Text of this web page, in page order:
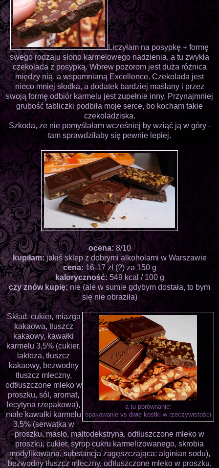
Liczyłam na posypkę + formę
swego rodzaju słono karmelowego nadzienia, a tu zwykła
czekolada z posypką. Wbrew pozorom jest duża różnica
między nią, a wspomnianą Excellence. Czekolada jest
nieco mniej słodka, a dodatek bardziej maślany i przez
swoją formę odbiór karmelu jest zupełnie inny. Przynajmniej
grubość tabliczki podbiła moje serce, bo kocham takie
czekoladziska.
Szkoda, że nie pomyślałam wcześniej by wziąć ją w góry -
tam sprawdziłaby się pewnie lepiej.
ocena: 8/10
kupiłam:jakiś sklep z dobrymi alkoholami w Warszawie
cena:16-17 zł (?) za 150 g
kaloryczność:549 kcal / 100 g
czy znów kupię:nie (ale w sumie gdybym dostała, to bym
się nie obraziła)
a tu porównanie:
opakowanie vs dwie kostki w rzeczywistości
Skład: cukier, miazga
kakaowa, tłuszcz
kakaowy, kawałki
karmelu 3,5% (cukier,
laktoza, tłuszcz
kakaowy, bezwodny
tłuszcz mleczny,
odtłuszczone mleko w
proszku, sól, aromat,
lecytyna rzepakowa),
małe kawałki karmelu
3,5% (serwatka w
proszku, masło, maltodekstryna, odtłuszczone mleko w
proszku, cukier, syrop cukru karmelizowanego, skrobia
modyfikowana, substancja zagęszczająca: alginian sodu),
bezwodny tłuszcz mleczny, odtłuszczone mleko w proszku,